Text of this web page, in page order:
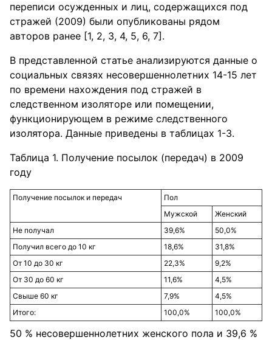
переписи осужденных и лиц, содержащихся под
стражей (2009) были опубликованы рядом
авторов ранее [1, 2, 3, 4, 5, 6, 7].
В представленной статье анализируются данные о
социальных связях несовершеннолетних 14-15 лет
по времени нахождения под стражей в
следственном изоляторе или помещении,
функционирующем в режиме следственного
изолятора. Данные приведены в таблицах 1-3.
Таблица 1. Получение посылок (передач) в 2009
году
Получение посылок и передач
Пол
Мужской
Женский
Не получал
39,6%
50,0%
Получил всего до 10 кг
18,6%
31,8%
От 10 до 30 кг
22,3%
9,2%
От 30 до 60 кг
11,6%
4,5%
Свыше 60 кг
7,9%
4,5%
Итого:
100,0% 100,0%
50 % несовершеннолетних женского пола и 39,6 %